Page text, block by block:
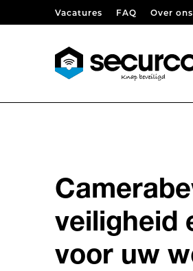
Skip to contentVacatures FAQ Over ons
veiligheid
voor uw